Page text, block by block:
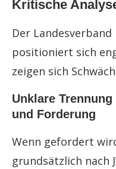
Kritische
Der
positioniert sich
zeigen sich
Unklare
und Forderung
Wenn gefordert
grundsätzlich nach